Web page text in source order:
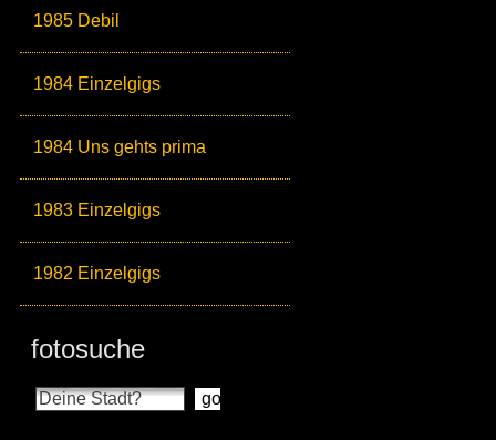
1985 Debil
1984 Einzelgigs
1984 Uns gehts prima
1983 Einzelgigs
1982 Einzelgigs
fotosuche